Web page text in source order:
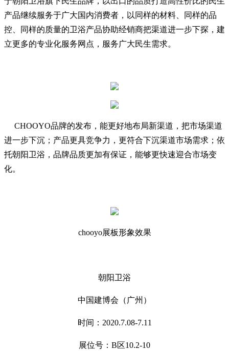
产品继续服务于广大国内消费者，以同样的材料、同样的品
控、同样的质量的卫浴产品协助经销商把渠道进一步下探，建
立更多的专业化服务网点，服务广大民生需求。
CHOOYO品牌的发布，能更好地布局新渠道，把市场渠道
进一步下沉；产品更具竞争力，更符合下沉渠道市场需求；依
托朝阳卫浴，品牌品质更加有保证，能够更快速迎合市场变
化。
chooyo展板形象效果
朝阳卫浴
中国建博会（广州）
时间：2020.7.08-7.11
展位号：B区10.2-10